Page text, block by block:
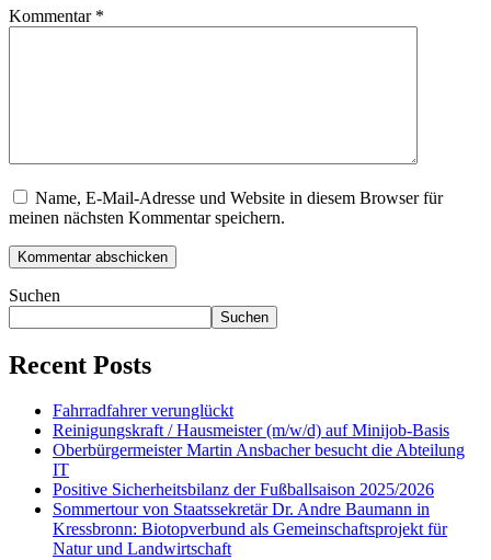
Kommentar *
Name, E-Mail-Adresse und Website in diesem Browser für
meinen nächsten Kommentar speichern.
Suchen
Suchen
Recent Posts
Fahrradfahrer verunglückt
Reinigungskraft / Hausmeister (m/w/d) auf Minijob-Basis
Oberbürgermeister Martin Ansbacher besucht die Abteilung
IT
Positive Sicherheitsbilanz der Fußballsaison 2025/2026
Sommertour von Staatssekretär Dr. Andre Baumann in
Kressbronn: Biotopverbund als Gemeinschaftsprojekt für
Natur und Landwirtschaft